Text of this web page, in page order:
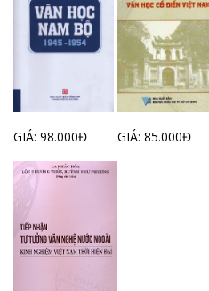
GIÁ: 98.000Đ GIÁ: 85.000Đ